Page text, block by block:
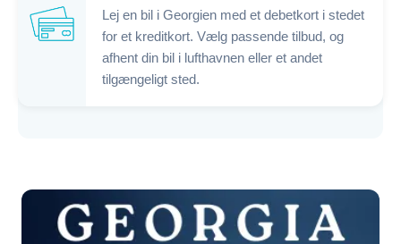
Lej en bil i Georgien med et debetkort i stedet
for et kreditkort. Vælg passende tilbud, og
afhent din bil i lufthavnen eller et andet
tilgængeligt sted.